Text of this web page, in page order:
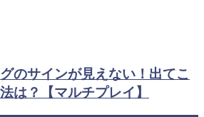
のサインが見えない！出てこ
は？【マルチプレイ】